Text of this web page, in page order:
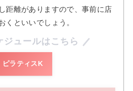
距離がありますので、事前に店
くといいでしょう。
ジュールはこちら
ピラティスK